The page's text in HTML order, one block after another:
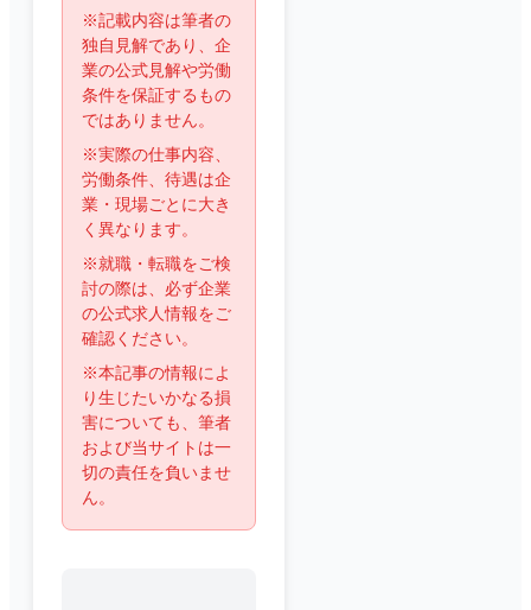
※記載内容は筆者の
独自見解であり、企
業の公式見解や労働
条件を保証するもの
ではありません。
※実際の仕事内容、
労働条件、待遇は企
業・現場ごとに大き
く異なります。
※就職・転職をご検
討の際は、必ず企業
の公式求人情報をご
確認ください。
※本記事の情報によ
り生じたいかなる損
害についても、筆者
および当サイトは一
切の責任を負いませ
ん。